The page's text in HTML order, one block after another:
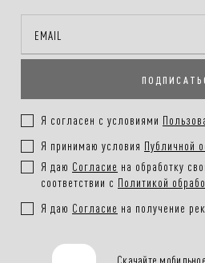
Онлайн-оплата на сайте, наличными
заказа
Покупателям.
Я согласен с условиями
Я принимаю условия Публичной
Я даю Согласие на обработку
соответствии с Политикой
Я даю Согласие на получение
Скачайте